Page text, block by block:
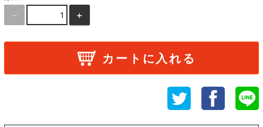
－
＋
カートに入れる